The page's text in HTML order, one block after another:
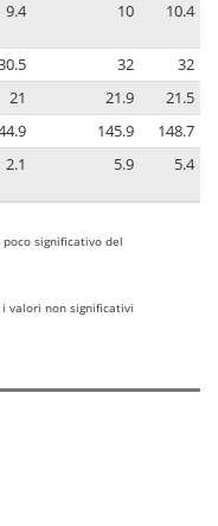
9.4 10 10.4
32
32
21 21.9
21.5
145.9
148.7
2.1 5.9 5.4
significativo del
valori non significativi